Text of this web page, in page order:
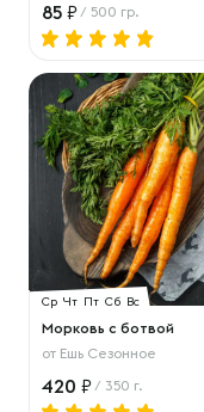
85 / 500 гр.
Ср Чт Пт Сб Вс
Морковь с ботвой
от Ешь Сезонное
420 / 350 г.